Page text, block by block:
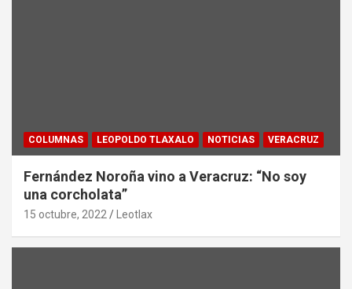
COLUMNAS LEOPOLDO TLAXALO NOTICIAS VERACRUZ
Fernández Noroña vino a Veracruz: “No soy
una corcholata”
15 octubre, 2022 Leotlax